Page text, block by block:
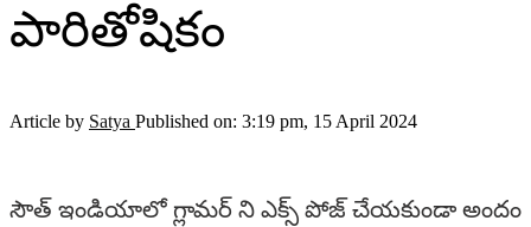
పారితోషికం
Article by Satya Published on: 3:19 pm, 15 April 2024
సౌత్ ఇండియాలో గ్లామర్ ని ఎక్స్ పోజ్ చేయకుండా అందం